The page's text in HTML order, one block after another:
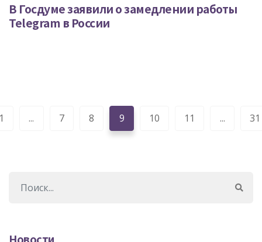
В Госдуме заявили о замедлении работы
Telegram в России
... 7 8 9 10 11 ... 31
Новости